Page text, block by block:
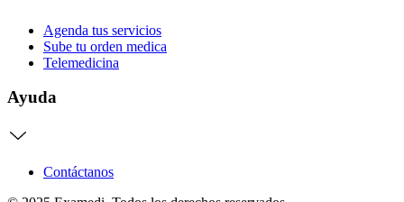
Agenda tus servicios
Sube tu orden medica
Telemedicina
Ayuda
Contáctanos